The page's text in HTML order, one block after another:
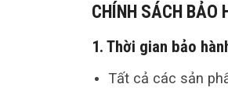
CHÍNH SÁCH BẢO
1. Thời gian bảo
Tất cả các sản